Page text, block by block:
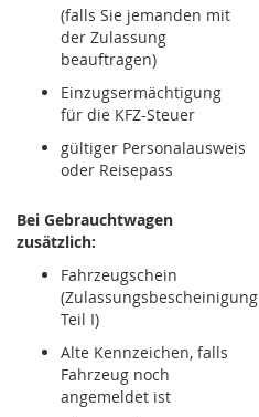
(falls Sie jemanden mit
der Zulassung
beauftragen)
Einzugsermächtigung
für die KFZ-Steuer
gültiger Personalausweis
oder Reisepass
Bei Gebrauchtwagen
zusätzlich:
Fahrzeugschein
(Zulassungsbescheinigung
Teil I)
Alte Kennzeichen, falls
Fahrzeug noch
angemeldet ist